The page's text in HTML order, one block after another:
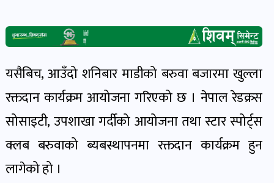
अपराध
खबर
पोष्ट
स्वास्थ्य
खबर
पोष्ट
यसैबिच, आउँदो शनिबार माडीको बरुवा बजारमा खुल्ला
रक्तदान कार्यक्रम आयोजना गरिएको छ । नेपाल रेडक्रस
सोसाइटी, उपशाखा गर्दीको आयोजना तथा स्टार स्पोर्ट्स
क्लब बरुवाको ब्यबस्थापनमा रक्तदान कार्यक्रम हुन
लागेको हो ।